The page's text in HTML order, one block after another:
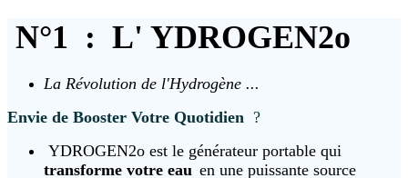
N°1 : L' YDROGEN2o
La Révolution de l'Hydrogène ...
Envie de Booster Votre Quotidien ?
YDROGEN2o est le générateur portable qui
transforme votre eau en une puissante source